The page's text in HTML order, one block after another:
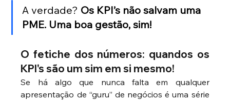
A verdade? Os KPI’s não salvam uma
PME. Uma boa gestão, sim!
O fetiche dos números: quandos os
KPI's são um sim em si mesmo!
Se há algo que nunca falta em qualquer
apresentação de “guru” de negócios é uma série